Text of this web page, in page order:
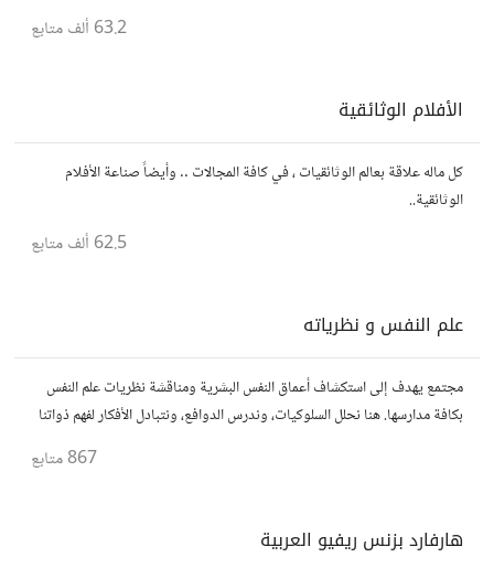
63.2 ألف متابع
الأفلام الوثائقية
كل ماله علاقة بعالم الوثائقيات ، في كافة المجالات .. وأيضاً صناعة الأفلام
الوثائقية..
62.5 ألف متابع
علم النفس و نظرياته
مجتمع يهدف إلى استكشاف أعماق النفس البشرية ومناقشة نظريات علم النفس
بكافة مدارسها. هنا نحلل السلوكيات، وندرس الدوافع، ونتبادل الأفكار لفهم ذواتنا
867متابع
هارفارد بزنس ريفيو العربية